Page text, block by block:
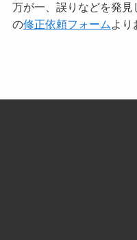
万が一、誤りなどを発
の修正依頼フォーム より